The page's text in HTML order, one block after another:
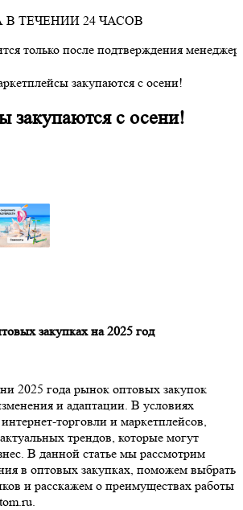
В ТЕЧЕНИИ 24 ЧАСОВ
только после подтверждения
закупаются с осени!
закупаются с осени!
закупках на 2025 год
2025 года рынок оптовых закупок
и адаптации. В условиях
торговли и маркетплейсов,
трендов, которые могут
В данной статье мы рассмотрим
в оптовых закупках, поможем выбрать
и расскажем о преимуществах работы